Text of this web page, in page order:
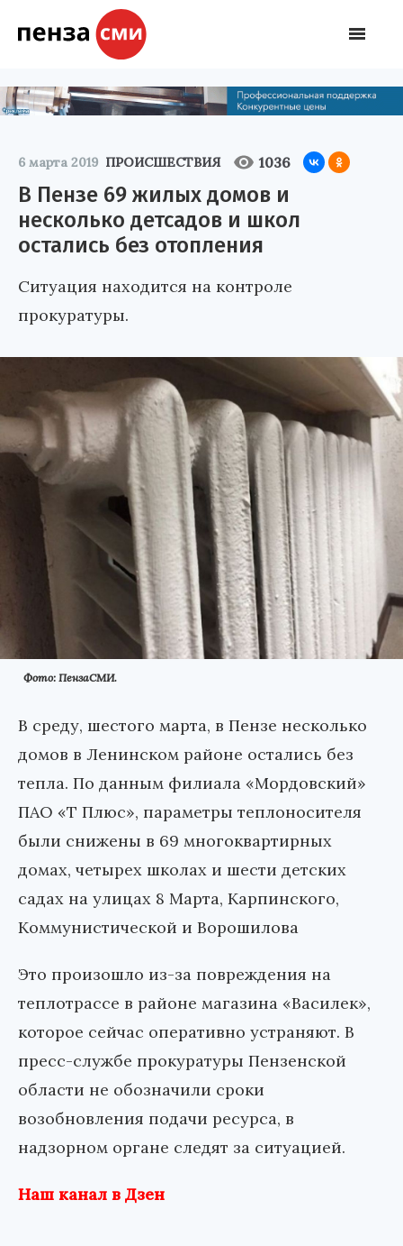
6 марта 2019 ПРОИСШЕСТВИЯ 1036
В Пензе 69 жилых домов и
несколько детсадов и школ
остались без отопления
Ситуация находится на контроле
прокуратуры.
Фото: ПензаСМИ.
В среду, шестого марта, в Пензе несколько
домов в Ленинском районе остались без
тепла. По данным филиала «Мордовский»
ПАО «Т Плюс», параметры теплоносителя
были снижены в 69 многоквартирных
домах, четырех школах и шести детских
садах на улицах 8 Марта, Карпинского,
Коммунистической и Ворошилова
Это произошло из-за повреждения на
теплотрассе в районе магазина «Василек»,
которое сейчас оперативно устраняют. В
пресс-службе прокуратуры Пензенской
области не обозначили сроки
возобновления подачи ресурса, в
надзорном органе следят за ситуацией.
Наш канал в Дзен